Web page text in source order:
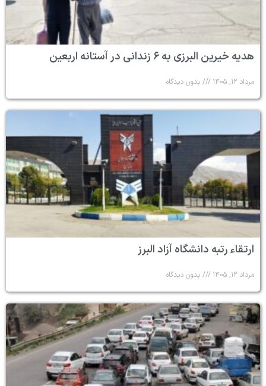
هدیه خیرین البرزی به ۶ زندانی در آستانه اربعین
مرداد ۱۲, ۱۴۰۵ بدون دیدگاه
ارتقاء رتبه دانشگاه آزاد البرز
مرداد ۱۲, ۱۴۰۵ بدون دیدگاه